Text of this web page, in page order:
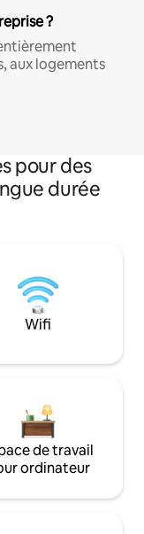
?
aux logements
pour des
durée
Wifi
de travail
ordinateur